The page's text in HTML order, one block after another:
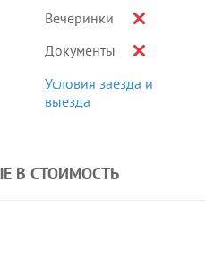
Вечеринки
Документы
Условия заезда и
выезда
В СТОИМОСТЬ